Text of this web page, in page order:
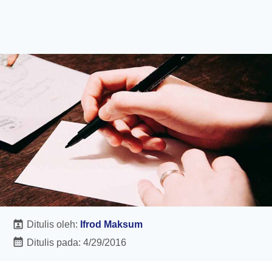
Ditulis oleh: Ifrod Maksum
Ditulis pada: 4/29/2016